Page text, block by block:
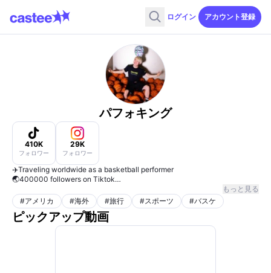
ログイン アカウント登録
パフォキング
410K
フォロワー
29K
フォロワー
✈️Traveling worldwide as a basketball performer
🌏400000 followers on Tiktok
🇯🇵Japan
💓Ambassador→ SPALDING,KOREDE
もっと見る
#アメリカ #海外 #旅行 #スポーツ #バスケ
ピックアップ動画